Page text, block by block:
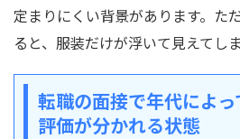
定まりにくい背景があります。た
ると、服装だけが浮いて見えてし
転職の面接で年代によ
評価が分かれる状態